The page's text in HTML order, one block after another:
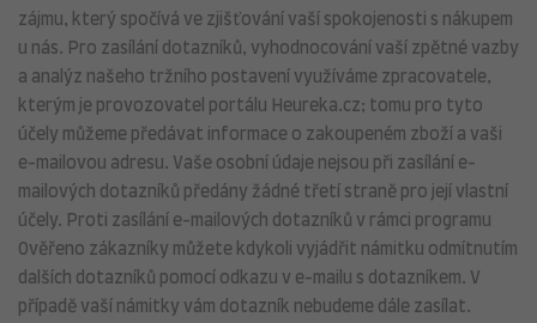
zájmu, který spočívá ve zjišťování vaší spokojenosti s nákupem
u nás. Pro zasílání dotazníků, vyhodnocování vaší zpětné vazby
a analýz našeho tržního postavení využíváme zpracovatele,
kterým je provozovatel portálu Heureka.cz; tomu pro tyto
účely můžeme předávat informace o zakoupeném zboží a vaši
e-mailovou adresu. Vaše osobní údaje nejsou při zasílání e-
mailových dotazníků předány žádné třetí straně pro její vlastní
účely. Proti zasílání e-mailových dotazníků v rámci programu
Ověřeno zákazníky můžete kdykoli vyjádřit námitku odmítnutím
dalších dotazníků pomocí odkazu v e-mailu s dotazníkem. V
případě vaší námitky vám dotazník nebudeme dále zasílat.